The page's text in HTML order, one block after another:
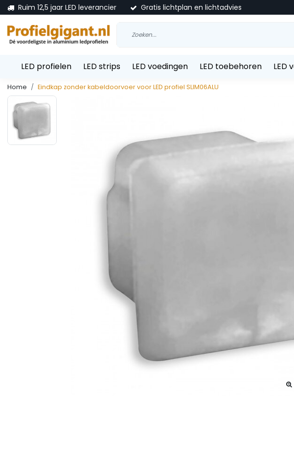
Ruim 12,5 jaar LED leverancier Gratis lichtplan en lichtadvies
LED profielen LED strips LED voedingen LED toebehoren LED
Home Eindkap zonder kabeldoorvoer voor LED profiel SLIM06ALU